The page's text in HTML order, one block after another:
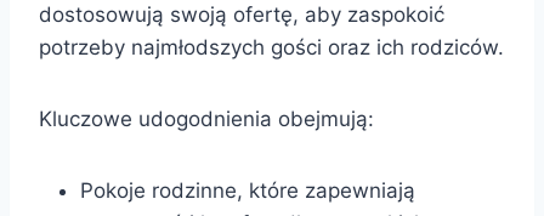
dostosowują swoją ofertę, aby zaspokoić
potrzeby najmłodszych gości oraz ich rodziców.
Kluczowe udogodnienia obejmują:
Pokoje rodzinne, które zapewniają